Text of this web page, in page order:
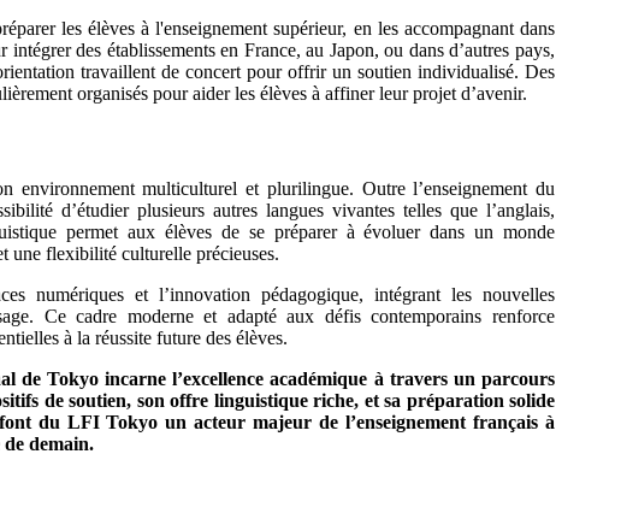
les élèves à l'enseignement supérieur, en les accompagnant dans
des établissements en France, au Japon, ou dans d’autres pays,
travaillent de concert pour offrir un soutien individualisé. Des
organisés pour aider les élèves à affiner leur projet d’avenir.
environnement multiculturel et plurilingue. Outre l’enseignement du
d’étudier plusieurs autres langues vivantes telles que l’anglais,
permet aux élèves de se préparer à évoluer dans un monde
une flexibilité culturelle précieuses.
numériques et l’innovation pédagogique, intégrant les nouvelles
Ce cadre moderne et adapté aux défis contemporains renforce
à la réussite future des élèves.
de Tokyo incarne l’excellence académique à travers un parcours
de soutien, son offre linguistique riche, et sa préparation solide
du LFI Tokyo un acteur majeur de l’enseignement français à
demain.